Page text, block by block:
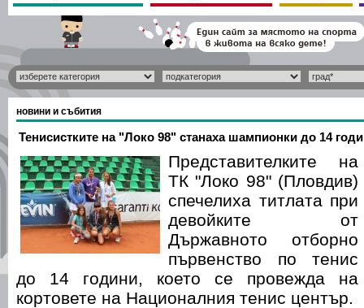
новини и събития
Тенисистките на "Локо 98" станаха шампионки до 14
Представителките на
ТК "Локо 98" (Пловдив)
спечелиха титлата при
девойките от
Държавното отборно
първенство по тенис
до 14 години, което се провежда на
кортовете на Националния тенис център.